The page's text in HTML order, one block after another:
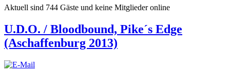
Aktuell sind 744 Gäste und keine Mitglieder online
U.D.O. / Bloodbound, Pike´s Edge
(Aschaffenburg 2013)